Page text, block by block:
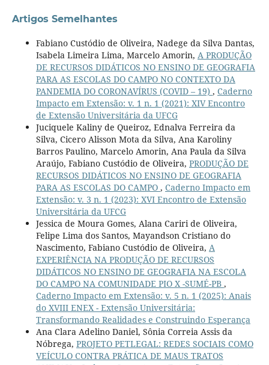
Artigos Semelhantes
Fabiano Custódio de Oliveira, Nadege da Silva Dantas,
Isabela Limeira Lima, Marcelo Amorin, A PRODUÇÃO
DE RECURSOS DIDÁTICOS NO ENSINO DE GEOGRAFIA
PARA AS ESCOLAS DO CAMPO NO CONTEXTO DA
PANDEMIA DO CORONAVÍRUS (COVID – 19) , Caderno
Impacto em Extensão: v. 1 n. 1 (2021): XIV Encontro
de Extensão Universitária da UFCG
Juciquele Kaliny de Queiroz, Ednalva Ferreira da
Silva, Cicero Alisson Mota da Silva, Ana Karoliny
Barros Paulino, Marcelo Amorin, Ana Paula da Silva
Araújo, Fabiano Custódio de Oliveira, PRODUÇÃO DE
RECURSOS DIDÁTICOS NO ENSINO DE GEOGRAFIA
PARA AS ESCOLAS DO CAMPO , Caderno Impacto em
Extensão: v. 3 n. 1 (2023): XVI Encontro de Extensão
Universitária da UFCG
Jessica de Moura Gomes, Alana Cariri de Oliveira,
Felipe Lima dos Santos, Mayandson Cristiano do
Nascimento, Fabiano Custódio de Oliveira, A
EXPERIÊNCIA NA PRODUÇÃO DE RECURSOS
DIDÁTICOS NO ENSINO DE GEOGRAFIA NA ESCOLA
DO CAMPO NA COMUNIDADE PIO X -SUMÉ-PB ,
Caderno Impacto em Extensão: v. 5 n. 1 (2025): Anais
do XVIII ENEX - Extensão Universitária:
Transformando Realidades e Construindo Esperança
Ana Clara Adelino Daniel, Sônia Correia Assis da
Nóbrega, PROJETO PETLEGAL: REDES SOCIAIS COMO
VEÍCULO CONTRA PRÁTICA DE MAUS TRATOS